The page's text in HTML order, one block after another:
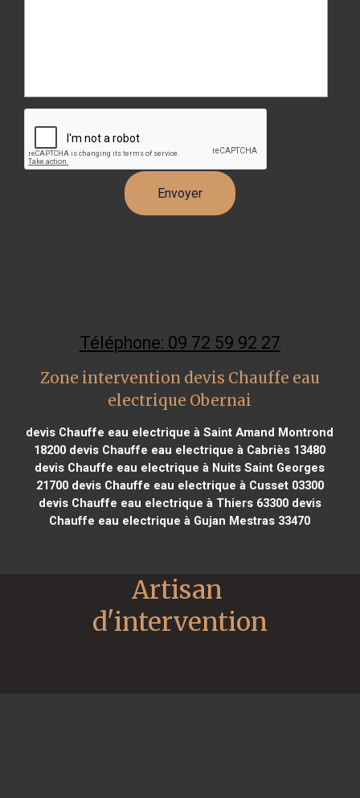
Téléphone: 09 72 59 92 27
Zone intervention devis Chauffe eau
electrique Obernai
devis Chauffe eau electrique à Saint Amand Montrond
18200 devis Chauffe eau electrique à Cabriès 13480
devis Chauffe eau electrique à Nuits Saint Georges
21700devis Chauffe eau electrique à Cusset 03300
devis Chauffe eau electrique à Thiers 63300devis
Chauffe eau electrique à Gujan Mestras 33470
Artisan
d'intervention